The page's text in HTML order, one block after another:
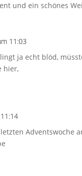
und ein schönes
11:03
ja echt blöd,
hier,
Adventswoche